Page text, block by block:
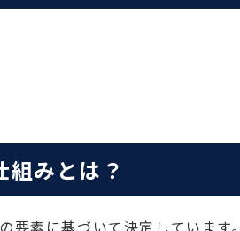
みとは？
素に基づいて決定しています。